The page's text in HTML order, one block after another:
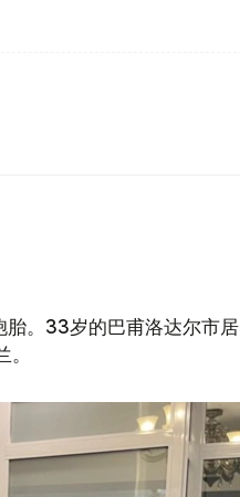
胎。33岁的巴甫洛达尔市居